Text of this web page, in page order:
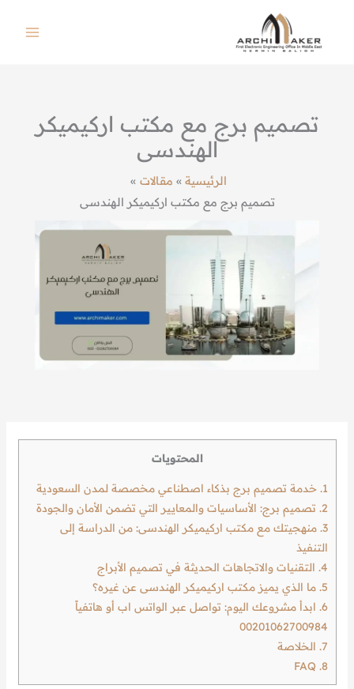
المحتوى
تصميم برج مع مكتب اركيميكر
الهندسى
الرئيسية
مقالات
تصميم برج مع مكتب اركيميكر الهندسى
المحتويات
1. خدمة تصميم برج بذكاء اصطناعي مخصصة لمدن السعودية
2. تصميم برج: الأساسيات والمعايير التي تضمن الأمان والجودة
3. منهجيتك مع مكتب اركيميكر الهندسى: من الدراسة إلى
التنفيذ
4. التقنيات والاتجاهات الحديثة في تصميم الأبراج
5. ما الذي يميز مكتب اركيميكر الهندسى عن غيره؟
6. ابدأ مشروعك اليوم: تواصل عبر الواتس اب أو هاتفياً
00201062700984
7. الخلاصة
8.